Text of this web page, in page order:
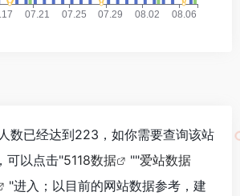
数已经达到223，如你需要查询该站
可以点击"5118数据 ""爱站数据
"进入；以目前的网站数据参考，建